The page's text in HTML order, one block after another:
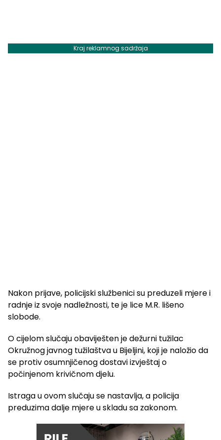
Kraj reklamnog sadržaja
Nakon prijave, policijski službenici su preduzeli mjere i
radnje iz svoje nadležnosti, te je lice M.R. lišeno
slobode.
O cijelom slučaju obaviješten je dežurni tužilac
Okružnog javnog tužilaštva u Bijeljini, koji je naložio da
se protiv osumnjičenog dostavi izvještaj o
počinjenom krivičnom djelu.
Istraga u ovom slučaju se nastavlja, a policija
preduzima dalje mjere u skladu sa zakonom.